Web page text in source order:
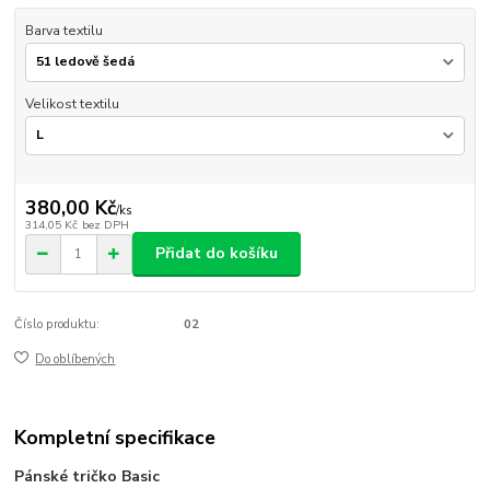
Barva textilu
Velikost textilu
380,00 Kč/ks
314,05 Kč bez DPH
Přidat do košíku
Číslo produktu: 02
Do oblíbených
Kompletní specifikace
Pánské tričko Basic